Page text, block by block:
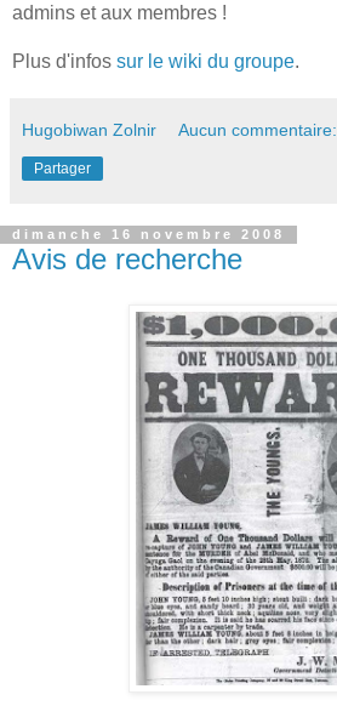
admins et aux membres !
Plus d'infos sur le wiki du groupe.
Hugobiwan Zolnir Aucun commentaire:
Partager
dimanche 16 novembre 2008
Avis de recherche